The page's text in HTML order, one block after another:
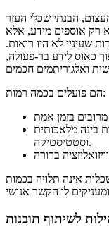
הבנתי שכלי העזר
רק אוספים מידע, אלא
שעיניי לא היו רואות.
כאוס לידע בר-פעולה,
הם פועלים בכמה רמות:
בינה מלאכותית
וסטטיסטיקה.
אינה תלויה בכמות
לשיתוף תובנות